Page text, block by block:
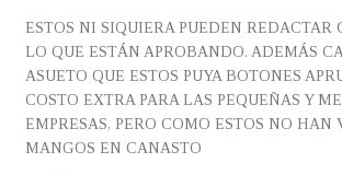
ESTOS NI SIQUIERA PUEDEN REDACTAR
LO QUE ESTÁN APROBANDO. ADEMÁS
ASUETO QUE ESTOS PUYA BOTONES
COSTO EXTRA PARA LAS PEQUEÑAS Y
EMPRESAS, PERO COMO ESTOS NO
MANGOS EN CANASTO